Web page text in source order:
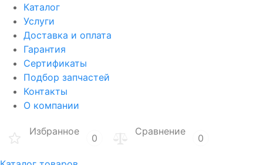
Каталог
Услуги
Доставка и оплата
Гарантия
Сертификаты
Подбор запчастей
Контакты
О компании
Избранное
0
Сравнение
0